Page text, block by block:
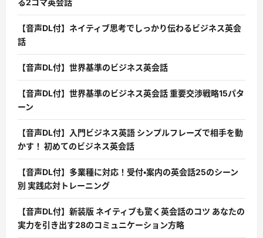
る2コマ英会話
【音声DL付】ネイティブ思考でしっかり伝わるビジネス英会
話
【音声DL付】世界基準のビジネス英会話
【音声DL付】世界基準のビジネス英会話 重要交渉戦略15パタ
ーン
【音声DL付】入門ビジネス英語 シンプルフレーズで相手を動
かす！ 初めてのビジネス英会話
【音声DL付】多業種に対応！受付・案内の英会話25のシーン
別 実践応対トレーニング
【音声DL付】新装版 ネイティブも驚く英会話のコツ あなたの
実力を引き出す28のコミュニケーション方略